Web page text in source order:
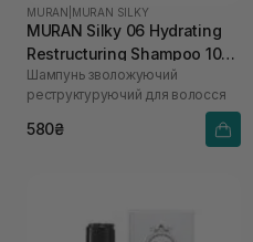
MURAN MURAN SILKY
MURAN Silky 06 Hydrating
Restructuring Shampoo 100
мл
Шампунь зволожуючий
реструктуруючий для волосся
580₴